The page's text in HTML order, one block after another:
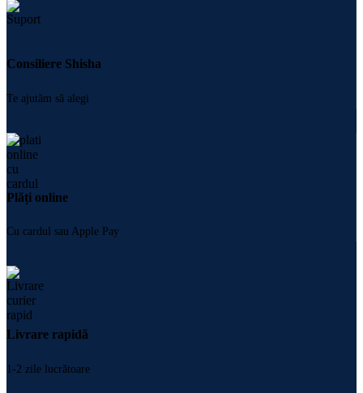
Consiliere Shisha
Te ajutăm să alegi
Plăți online
Cu cardul sau Apple Pay
Livrare rapidă
1-2 zile lucrătoare